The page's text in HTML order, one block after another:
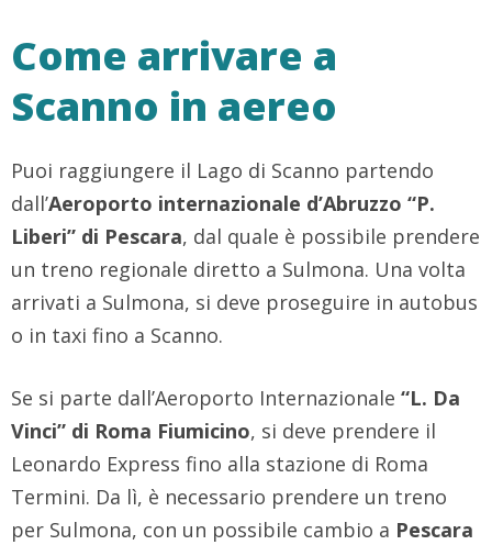
Come arrivare a
Scanno in aereo
Puoi raggiungere il Lago di Scanno partendo
dall’Aeroporto internazionale d’Abruzzo “P.
Liberi” di Pescara, dal quale è possibile prendere
un treno regionale diretto a Sulmona. Una volta
arrivati a Sulmona, si deve proseguire in autobus
o in taxi fino a Scanno.
Se si parte dall’Aeroporto Internazionale “L. Da
Vinci” di Roma Fiumicino, si deve prendere il
Leonardo Express fino alla stazione di Roma
Termini. Da lì, è necessario prendere un treno
per Sulmona, con un possibile cambio a Pescara